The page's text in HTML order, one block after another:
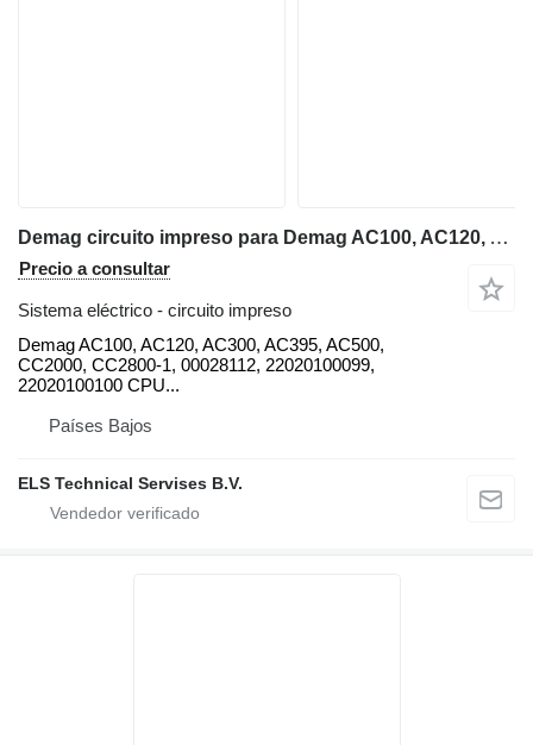
Demag circuito impreso para Demag AC100, AC120, AC300, AC395, AC500, CC2000, CC2800-1 grúa móvil
Precio a consultar
Sistema eléctrico - circuito impreso
Demag AC100, AC120, AC300, AC395, AC500,
CC2000, CC2800-1, 00028112, 22020100099,
22020100100 CPU...
Países Bajos
ELS Technical Servises B.V.